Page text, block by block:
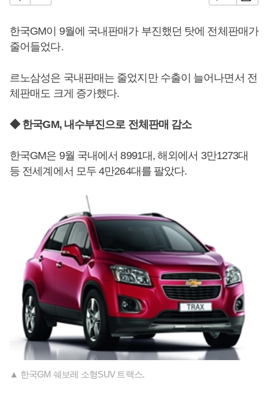
한국GM이 9월에 국내판매가 부진했던 탓에 전체판매가
줄어들었다.
르노삼성은 국내판매는 줄었지만 수출이 늘어나면서 전
체판매도 크게 증가했다.
◆ 한국GM, 내수부진으로 전체판매 감소
한국GM은 9월 국내에서 8991대, 해외에서 3만1273대
등 전세계에서 모두 4만264대를 팔았다.
▲ 한국GM 쉐보레 소형SUV 트랙스.